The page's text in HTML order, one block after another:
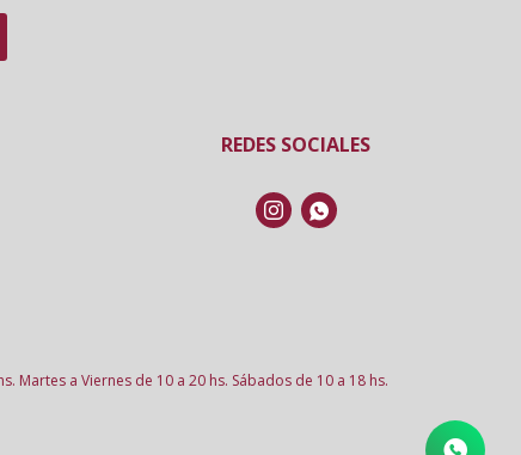
REDES SOCIALES
 
Martes a Viernes de 10 a 20 hs. Sábados de 10 a 18 hs.